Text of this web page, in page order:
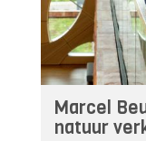
Marcel
natuur